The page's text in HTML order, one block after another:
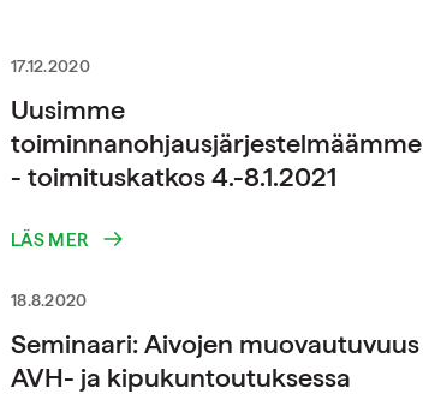
17.12.2020
Uusimme
toiminnanohjausjärjestelmäämme
- toimituskatkos 4.-8.1.2021
LÄS MER
18.8.2020
Seminaari: Aivojen muovautuvuus
AVH- ja kipukuntoutuksessa